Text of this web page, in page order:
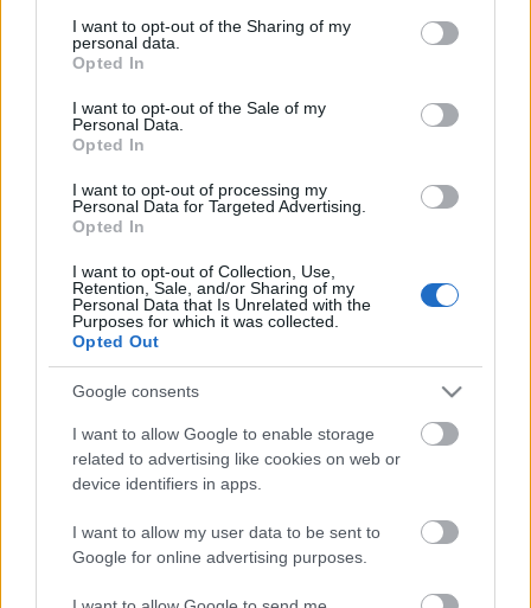
not limited to your visit or usage behaviour. You may click to
grant or deny consent to Google and its third-party tags to
use your data for below specified purposes in below Google
consent section.
I want to opt-out of the Sharing of my
personal data.
Opted In
I want to opt-out of the Sale of my
Personal Data.
Opted In
I want to opt-out of processing my
Personal Data for Targeted Advertising.
Opted In
I want to opt-out of Collection, Use,
Retention, Sale, and/or Sharing of my
Personal Data that Is Unrelated with the
Purposes for which it was collected.
Opted Out
Google consents
I want to allow Google to enable storage
related to advertising like cookies on web or
device identifiers in apps.
I want to allow my user data to be sent to
Google for online advertising purposes.
Άρση Βαρών
Γιώργος Τσακίρης
Μιχάλης Τσαμπάς
Παναθηναϊκός
Άρης
ΟΦΗ
Βόλος
Ατρόμητος Αθηνών
Κηφισιά
Αστέρας Τρίπολης
Παναιτωλικός
#GiatonAlki
Η μητρότητα στον πάγκο
Wyscout Analysis
InStat Analysis
Μεγάλη μου Αγάπη
Μια Ιστορία από την Πόλη
ΖΩΝΤΑΝΑ
Το σύνολο του περιεχομένου και των υπηρεσιών του gazzetta.gr
διατίθεται στους επισκέπτες αυστηρά για προσωπική χρήση.
Απαγορεύεται η χρήση ή επανεκπομπή του, σε οποιοδήποτε μέσο,